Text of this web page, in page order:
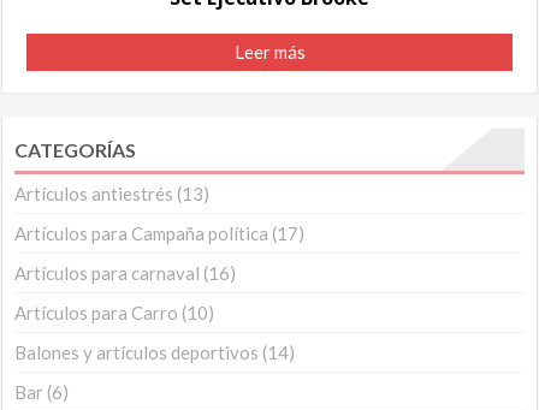
Leer más
CATEGORÍAS
Artículos antiestrés (13)
Artículos para Campaña política (17)
Artículos para carnaval (16)
Artículos para Carro (10)
Balones y artículos deportivos (14)
Bar (6)